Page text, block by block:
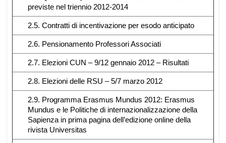
previste nel triennio 2012-2014
2.5. Contratti di incentivazione per esodo anticipato
2.6. Pensionamento Professori Associati
2.7. Elezioni CUN – 9/12 gennaio 2012 – Risultati
2.8. Elezioni delle RSU – 5/7 marzo 2012
2.9. Programma Erasmus Mundus 2012: Erasmus
Mundus e le Politiche di internazionalizzazione della
Sapienza in prima pagina dell’edizione online della
rivista Universitas